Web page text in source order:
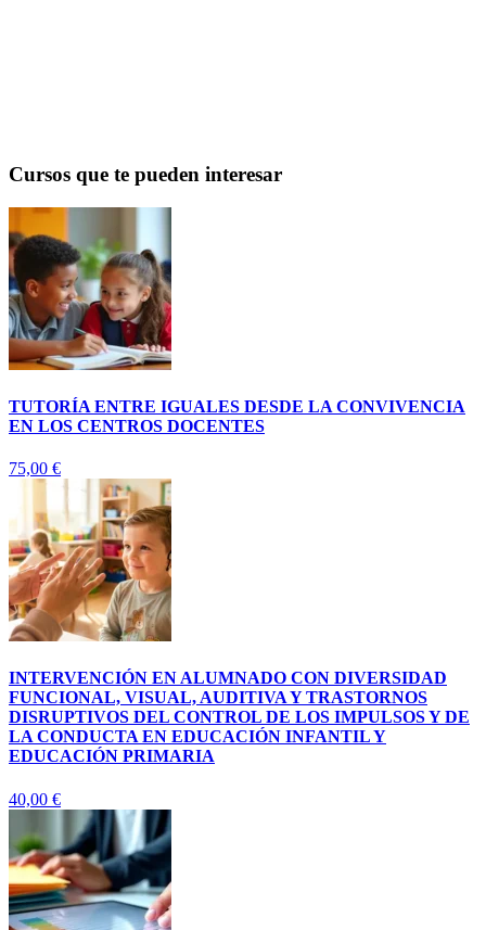
Cursos que te pueden interesar
TUTORÍA ENTRE IGUALES DESDE LA CONVIVENCIA
EN LOS CENTROS DOCENTES
75,00 €
INTERVENCIÓN EN ALUMNADO CON DIVERSIDAD
FUNCIONAL, VISUAL, AUDITIVA Y TRASTORNOS
DISRUPTIVOS DEL CONTROL DE LOS IMPULSOS Y DE
LA CONDUCTA EN EDUCACIÓN INFANTIL Y
EDUCACIÓN PRIMARIA
40,00 €